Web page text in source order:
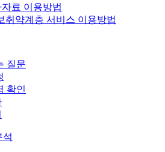
료 이용방법
취약계층 서비스 이용방법
질문
확인
석